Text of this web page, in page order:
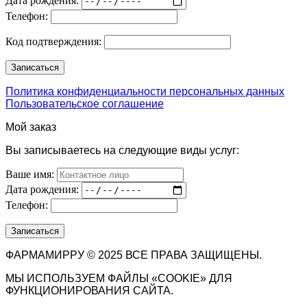
Телефон:
Код подтверждения:
Политика конфиденциальности персональных данных
Пользовательское соглашение
Мой заказ
Вы записываетесь на следующие виды услуг:
Ваше имя:
Дата рождения:
Телефон:
ФАРМАМИРРУ © 2025 ВСЕ ПРАВА ЗАЩИЩЕНЫ.
МЫ ИСПОЛЬЗУЕМ ФАЙЛЫ «COOKIE» ДЛЯ
ФУНКЦИОНИРОВАНИЯ САЙТА.